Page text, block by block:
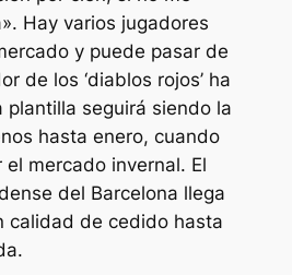
Hay varios jugadores
y puede pasar de
de los ‘diablos rojos’ ha
plantilla seguirá siendo la
hasta enero, cuando
mercado invernal. El
del Barcelona llega
calidad de cedido hasta